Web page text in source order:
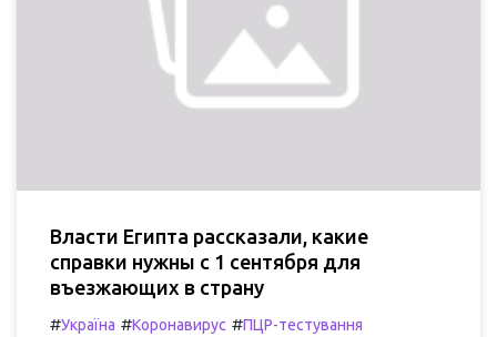
Власти Египта рассказали, какие
справки нужны с 1 сентября для
въезжающих в страну
#Україна #Коронавирус #ПЦР-тестування